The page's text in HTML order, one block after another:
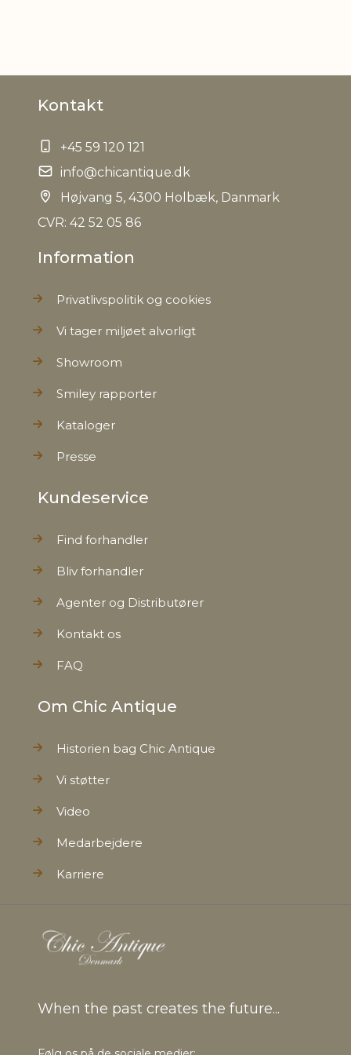
Kontakt
+45 59 120 121
info@chicantique.dk
Højvang 5, 4300 Holbæk, Danmark
CVR: 42 52 05 86
Information
Privatlivspolitik og cookies
Vi tager miljøet alvorligt
Showroom
Smiley rapporter
Kataloger
Presse
Kundeservice
Find forhandler
Bliv forhandler
Agenter og Distributører
Kontakt os
FAQ
Om Chic Antique
Historien bag Chic Antique
Vi støtter
Video
Medarbejdere
Karriere
When the past creates the future...